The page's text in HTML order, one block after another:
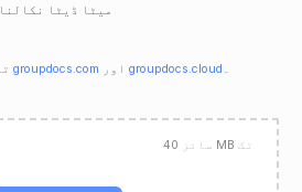
میٹا ڈیٹا نکالنا
groupdocs.com groupdocs.cloud ۔
سائز 40 MB تک